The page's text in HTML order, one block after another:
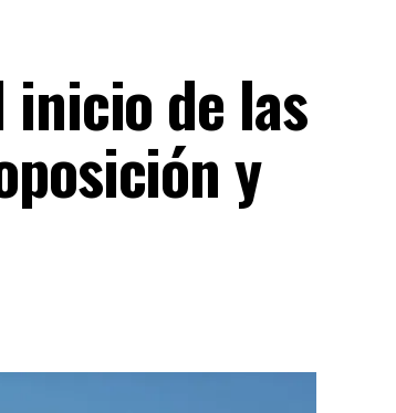
inicio de las
y